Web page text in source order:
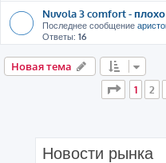
Nuvola 3 comfort -
Последнее сообщение
Ответы: 16
Новая тема
1 2
Новости рынка